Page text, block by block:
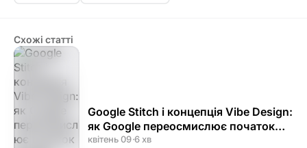
Схожі статті
Google Stitch і концепція Vibe Design:
як Google переосмислює початок
дизайн-процесу
квітень 09·6 хв